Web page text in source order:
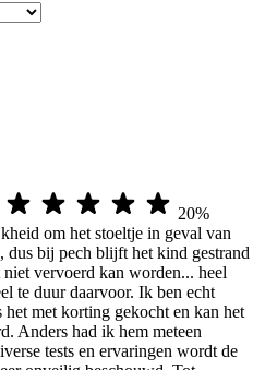
20%
om het stoeltje in geval van
dus bij pech blijft het kind gestrand
vervoerd kan worden... heel
te duur daarvoor. Ik ben echt
het met korting gekocht en kan het
Anders had ik hem meteen
tests en ervaringen wordt de